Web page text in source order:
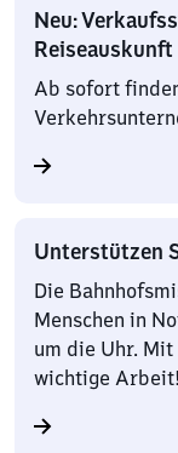
Neu:
Reiseauskunft
Ab sofort
Unterstützen
Die
Menschen in
um die Uhr.
wichtige Arbeit!